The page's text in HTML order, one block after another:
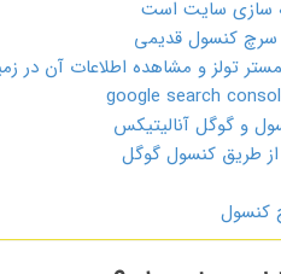
کنسول قدیمی
تولز و مشاهده اطلاعات آن در
و گوگل آنالیتیکس
طریق کنسول گوگل
کنسول